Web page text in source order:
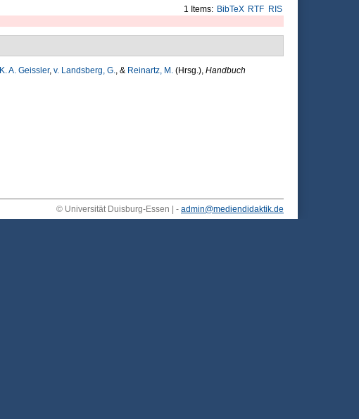
1 Items: BibTeX RTF RIS
K. A. Geissler, v. Landsberg, G., & Reinartz, M.(Hrsg.), Handbuch
© Universität Duisburg-Essen | - admin@mediendidaktik.de